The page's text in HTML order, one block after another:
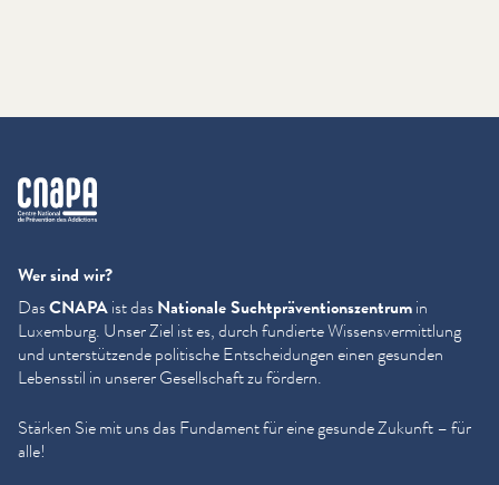
cnapa
Wer sind wir?
DasCNAPAist dasNationale Sucht­präven­tion­szen­trumin
Luxemburg. Unser Ziel ist es, durch fundierte Wis­sensver­mit­tlung
und unter­stützende politische Entschei­dun­gen einen gesunden
Lebensstil in unserer Gesellschaft zu fördern.
Stärken Sie mit uns das Fundament für eine gesunde Zukunft – für
alle!